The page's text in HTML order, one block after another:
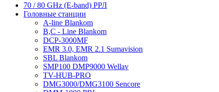
70 / 80 GHz (E-band) РРЛ
Головные станции
A-line Blankom
B,C - Line Blankom
DCP-3000MF
EMR 3.0, EMR 2.1 Sumavision
SBL Blankom
SMP100 DMP9000 Wellav
TV-HUB-PRO
DMG3000/DMG3100 Sencore